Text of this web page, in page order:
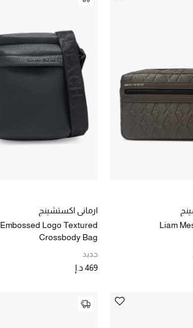
Liam
ارماني اكستشينج
Embossed Logo Textured
Crossbody Bag
جديد
469 د.إ